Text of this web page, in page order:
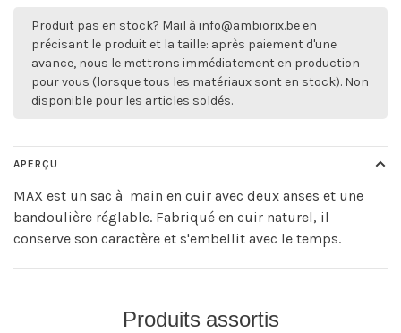
Produit pas en stock? Mail à info@ambiorix.be en
précisant le produit et la taille: après paiement d'une
avance, nous le mettrons immédiatement en production
pour vous (lorsque tous les matériaux sont en stock). Non
disponible pour les articles soldés.
APERÇU
MAX est un sac à main en cuir avec deux anses et une
bandoulière réglable. Fabriqué en cuir naturel, il
conserve son caractère et s'embellit avec le temps.
Produits assortis